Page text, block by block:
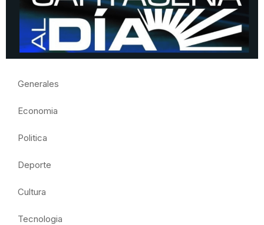
Generales
Economia
Politica
Deporte
Cultura
Tecnologia